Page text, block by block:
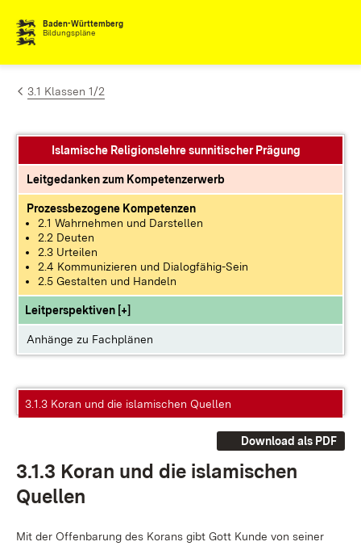
Zum Inhalt springen
Baden-Württemberg
Bildungspläne
3.1 Klassen 1/2
Islamische Religionslehre sunnitischer Prägung
Leitgedanken zum Kompetenzerwerb
Prozessbezogene Kompetenzen
2.1 Wahrnehmen und Darstellen
2.2 Deuten
2.3 Urteilen
2.4 Kommunizieren und Dialogfähig-Sein
2.5 Gestalten und Handeln
Leitperspektiven [+]
Anhänge zu Fachplänen
3.1.3 Koran und die islamischen Quellen
Download als PDF
3.1.3 Ko­ran und die is­la­mi­schen
Quel­len
Mit der Of­fen­ba­rung des Ko­rans gibt Gott Kun­de von sei­ner